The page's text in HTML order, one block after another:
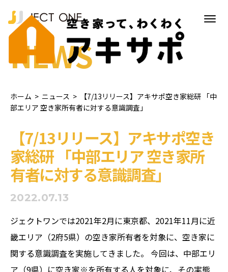
NEWS
ホーム > ニュース >
【7/13リリース】アキサポ空き家総研 「中
部エリア 空き家所有者に対する意識調査」
【7/13リリース】アキサポ空き
家総研 「中部エリア 空き家所
有者に対する意識調査」
2022.07.13
ジェクトワンでは2021年2月に東京都、2021年11月に近
畿エリア（2府5県）の空き家所有者を対象に、空き家に
関する意識調査を実施してきました。 今回は、中部エリ
ア（9県）に空き家※を所有する人を対象に、その実態